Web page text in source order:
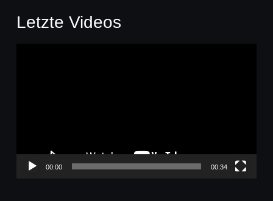
Letzte Videos
00:00 00:34